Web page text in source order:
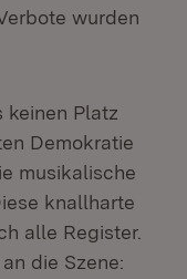
wurden
keinen Platz
Demokratie
musikalische
knallharte
alle Register.
die Szene: